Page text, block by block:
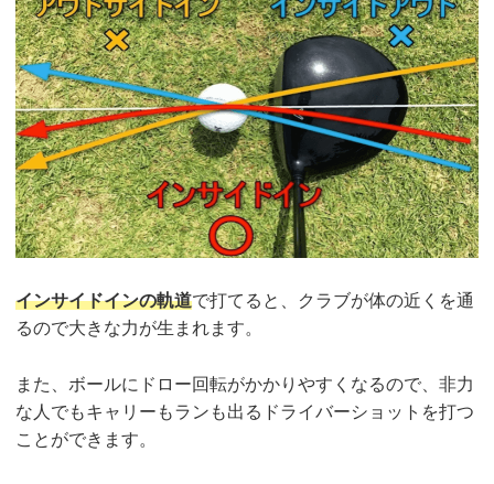
インサイドインの軌道で打てると、クラブが体の近くを通
るので大きな力が生まれます。
また、ボールにドロー回転がかかりやすくなるので、非力
な人でもキャリーもランも出るドライバーショットを打つ
ことができます。